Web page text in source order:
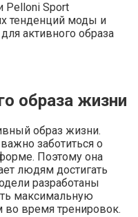
Pelloni Sport
тенденций моды и
активного образа
образа жизни
образ жизни.
заботиться о
Поэтому она
людям достигать
разработаны
максимальную
время тренировок.